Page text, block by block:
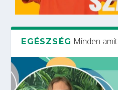
EGÉSZSÉG Minden